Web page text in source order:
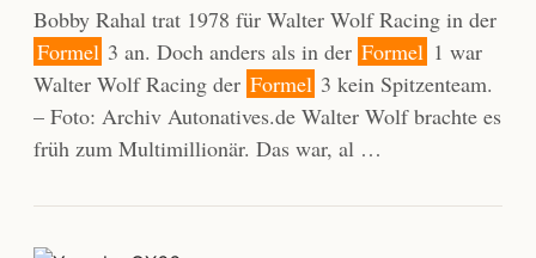
Bobby Rahal trat 1978 für Walter Wolf Racing in der
Formel 3 an. Doch anders als in der Formel 1 war
Walter Wolf Racing der Formel 3 kein Spitzenteam.
– Foto: Archiv Autonatives.de Walter Wolf brachte es
früh zum Multimillionär. Das war, al …